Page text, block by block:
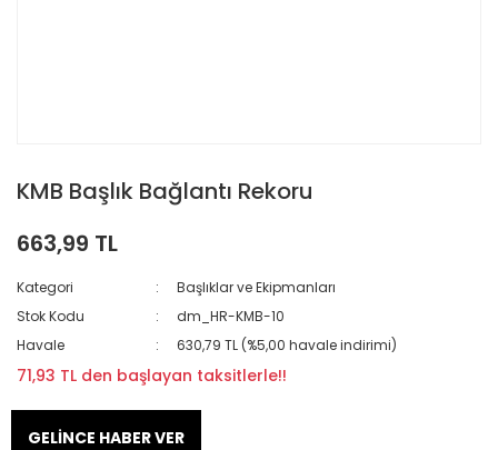
KMB Başlık Bağlantı Rekoru
663,99 TL
Kategori
Başlıklar ve Ekipmanları
Stok Kodu
dm_HR-KMB-10
Havale
630,79 TL (%5,00 havale indirimi)
71,93 TL den başlayan taksitlerle!!
GELİNCE HABER VER